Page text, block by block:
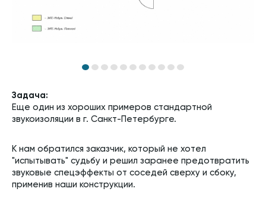
Задача:
Еще один из хороших примеров стандартной
звукоизоляции в г. Санкт-Петербурге.
К нам обратился заказчик, который не хотел
"испытывать" судьбу и решил заранее предотвратить
звуковые спецэффекты от соседей сверху и сбоку,
применив наши конструкции.